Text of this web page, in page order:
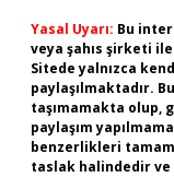
Yasal Uyarı: Bu
veya şahıs şirketi
Sitede yalnızca
paylaşılmaktadır.
taşımamakta olup,
paylaşım
benzerlikleri
taslak halindedir